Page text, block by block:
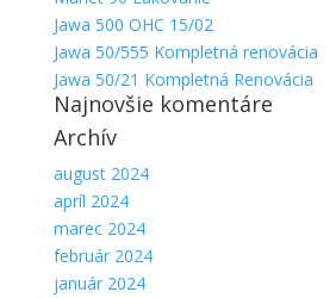
Jawa 500 OHC 15/02
Jawa 50/555 Kompletná renovácia
Jawa 50/21 Kompletná Renovácia
Najnovšie komentáre
Archív
august 2024
apríl 2024
marec 2024
február 2024
január 2024